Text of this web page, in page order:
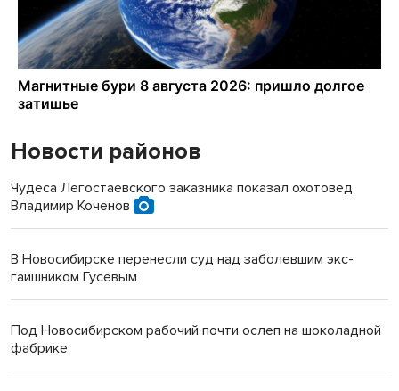
Новости районов
Чудеса Легостаевского заказника показал охотовед
Владимир Коченов
В Новосибирске перенесли суд над заболевшим экс-
гаишником Гусевым
Под Новосибирском рабочий почти ослеп на шоколадной
фабрике